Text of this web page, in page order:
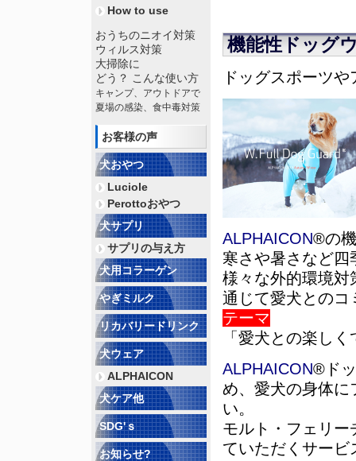
機能性ドッグ
ドッグスポーツ
ALPHAICON®の
寒さや暑さなど
様々な外的環境対
通じて愛犬とのコ
テーマ
「愛犬との楽し
ALPHAICON®ド
め、愛犬の身体に
い。
モルト・フェリ
ていただくサー
How to use
おうちのニオイ対策
ウィルス対策
大掃除に
どう？ こんな使い方
キャンプ、アウトドアで
夏場の感染、食中毒対策
お客様の声
犬おやつ
Luciole
Perottoおやつ
犬サプリ
サプリの与え方
犬用コラーゲン
やぎミルク
リカバリードリンク
犬ウェア
ALPHAICON
犬ケア他
SDG'ｓ
お知らせ?